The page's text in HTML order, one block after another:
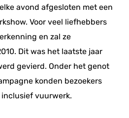
avond afgesloten met een
Voor veel liefhebbers
en zal ze
Dit was het laatste jaar
gevierd. Onder het genot
konden bezoekers
vuurwerk.